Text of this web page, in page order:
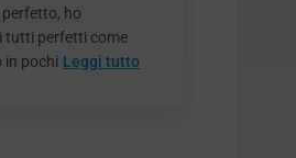
ho
tutti perfetti come
in pochi Leggi tutto